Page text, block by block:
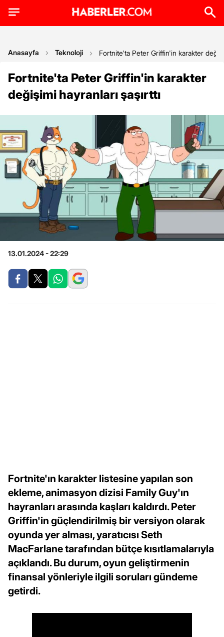
Anasayfa Teknoloji Fortnite'ta Peter Griffin'in karakter
Fortnite'ta Peter Griffin'in karakter
değişimi hayranları şaşırttı
13.01.2024 - 22:29
Fortnite'ın karakter listesine yapılan son
ekleme, animasyon dizisi Family Guy'ın
hayranları arasında kaşları kaldırdı. Peter
Griffin'in güçlendirilmiş bir versiyon olarak
oyunda yer alması, yaratıcısı Seth
MacFarlane tarafından bütçe kısıtlamalarıyla
açıklandı. Bu durum, oyun geliştirmenin
finansal yönleriyle ilgili soruları gündeme
getirdi.